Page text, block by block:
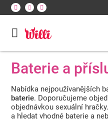
Baterie a
Nabídka nejpoužívanějších
baterie. Doporučujeme
objednávkou sexuální
a hledat vhodné baterie a